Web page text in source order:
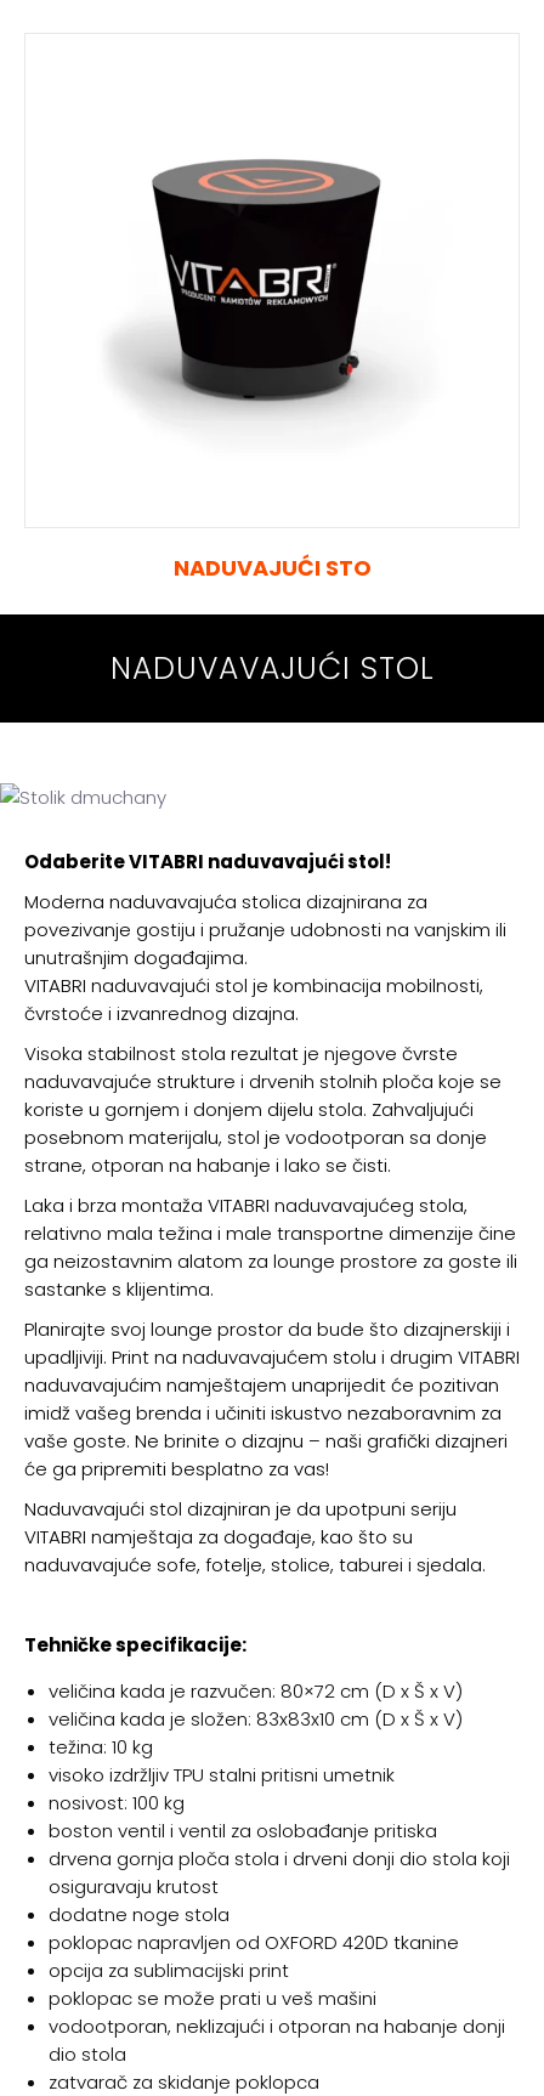
NADUVAJUĆI STO
NADUVAVAJUĆI STOL
Odaberite VITABRI naduvavajući stol!
Moderna naduvavajuća stolica dizajnirana za
povezivanje gostiju i pružanje udobnosti na vanjskim ili
unutrašnjim događajima.
VITABRI naduvavajući stol je kombinacija mobilnosti,
čvrstoće i izvanrednog dizajna.
Visoka stabilnost stola rezultat je njegove čvrste
naduvavajuće strukture i drvenih stolnih ploča koje se
koriste u gornjem i donjem dijelu stola. Zahvaljujući
posebnom materijalu, stol je vodootporan sa donje
strane, otporan na habanje i lako se čisti.
Laka i brza montaža VITABRI naduvavajućeg stola,
relativno mala težina i male transportne dimenzije čine
ga neizostavnim alatom za lounge prostore za goste ili
sastanke s klijentima.
Planirajte svoj lounge prostor da bude što dizajnerskiji i
upadljiviji. Print na naduvavajućem stolu i drugim VITABRI
naduvavajućim namještajem unaprijedit će pozitivan
imidž vašeg brenda i učiniti iskustvo nezaboravnim za
vaše goste. Ne brinite o dizajnu – naši grafički dizajneri
će ga pripremiti besplatno za vas!
Naduvavajući stol dizajniran je da upotpuni seriju
VITABRI namještaja za događaje, kao što su
naduvavajuće sofe, fotelje, stolice, taburei i sjedala.
Tehničke specifikacije:
veličina kada je razvučen: 80×72 cm (D x Š x V)
veličina kada je složen: 83x83x10 cm (D x Š x V)
težina: 10 kg
visoko izdržljiv TPU stalni pritisni umetnik
nosivost: 100 kg
boston ventil i ventil za oslobađanje pritiska
drvena gornja ploča stola i drveni donji dio stola koji
osiguravaju krutost
dodatne noge stola
poklopac napravljen od OXFORD 420D tkanine
opcija za sublimacijski print
poklopac se može prati u veš mašini
vodootporan, neklizajući i otporan na habanje donji
dio stola
zatvarač za skidanje poklopca